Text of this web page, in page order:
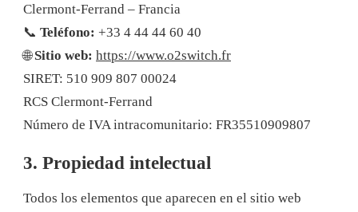
Clermont-Ferrand – Francia
📞 Teléfono: +33 4 44 44 60 40
🌐Sitio web: https://www.o2switch.fr
SIRET: 510 909 807 00024
RCS Clermont-Ferrand
Número de IVA intracomunitario: FR35510909807
3. Propiedad intelectual
Todos los elementos que aparecen en el sitio web